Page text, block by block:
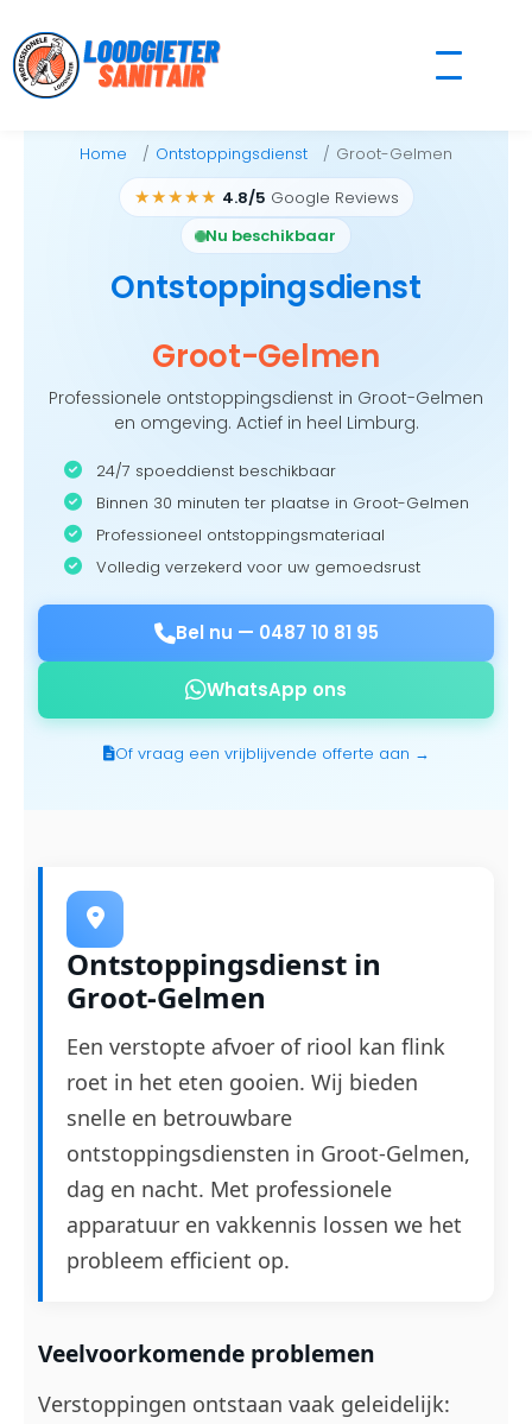
to
content
Home Ontstoppingsdienst Groot-Gelmen
★★★★★ 4.8/5 Google Reviews
Nu beschikbaar
Ontstoppingsdienst
Groot-Gelmen
Professionele ontstoppingsdienst in Groot-Gelmen
en omgeving. Actief in heel Limburg.
24/7 spoeddienst beschikbaar
Binnen 30 minuten ter plaatse in Groot-Gelmen
Professioneel ontstoppingsmateriaal
Volledig verzekerd voor uw gemoedsrust
Bel nu — 0487 10 81 95
WhatsApp ons
Of vraag een vrijblijvende offerte aan →
Ontstoppingsdienst in
Groot-Gelmen
Een verstopte afvoer of riool kan flink
roet in het eten gooien. Wij bieden
snelle en betrouwbare
ontstoppingsdiensten in Groot-Gelmen,
dag en nacht. Met professionele
apparatuur en vakkennis lossen we het
probleem efficient op.
Veelvoorkomende problemen
Verstoppingen ontstaan vaak geleidelijk: